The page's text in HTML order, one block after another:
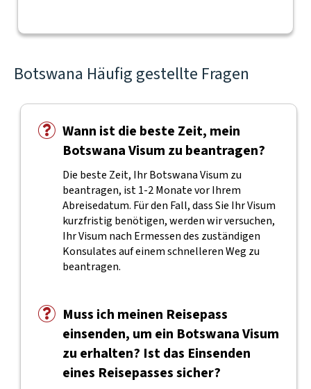
Botswana Häufig gestellte Fragen
Wann ist die beste Zeit, mein
Botswana Visum zu beantragen?
Die beste Zeit, Ihr Botswana Visum zu
beantragen, ist 1-2 Monate vor Ihrem
Abreisedatum. Für den Fall, dass Sie Ihr Visum
kurzfristig benötigen, werden wir versuchen,
Ihr Visum nach Ermessen des zuständigen
Konsulates auf einem schnelleren Weg zu
beantragen.
Muss ich meinen Reisepass
einsenden, um ein Botswana Visum
zu erhalten? Ist das Einsenden
eines Reisepasses sicher?